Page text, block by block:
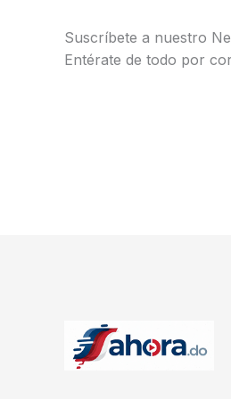
Suscríbete a nuestro
Entérate de todo por